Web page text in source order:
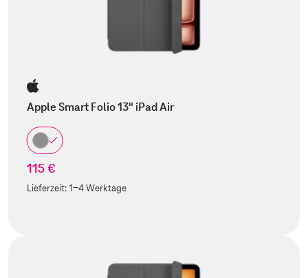
Apple Smart Folio 13" iPad Air
115 €
Lieferzeit:1-4 Werktage